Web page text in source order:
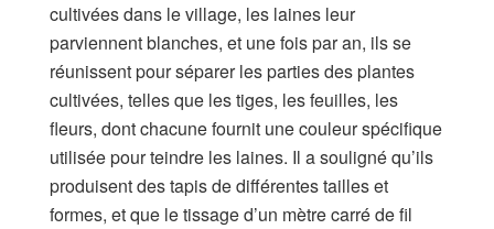
cultivées dans le village, les laines leur
parviennent blanches, et une fois par an, ils se
réunissent pour séparer les parties des plantes
cultivées, telles que les tiges, les feuilles, les
fleurs, dont chacune fournit une couleur spécifique
utilisée pour teindre les laines. Il a souligné qu’ils
produisent des tapis de différentes tailles et
formes, et que le tissage d’un mètre carré de fil